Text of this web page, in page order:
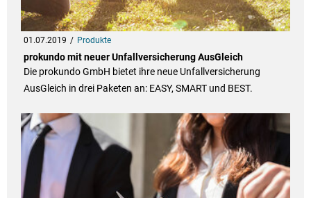
01.07.2019 Produkte
prokundo mit neuer Unfallversicherung AusGleich
Die prokundo GmbH bietet ihre neue Unfallversicherung
AusGleich in drei Paketen an: EASY, SMART und BEST.